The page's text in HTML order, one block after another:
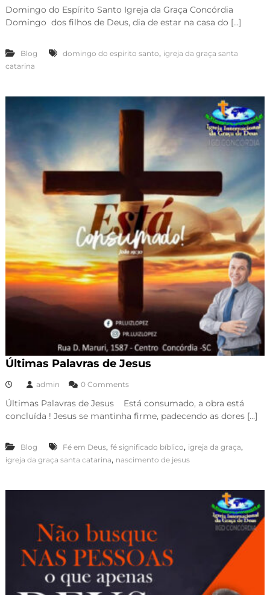
Domingo do Espírito Santo Igreja da Graça Concórdia
Domingo dos filhos de Deus, dia de estar na casa do […]
Blog domingo do espirito santo, igreja da graça santa
catarina
Últimas Palavras de Jesus
admin 0 Comments
Últimas Palavras de Jesus ️ Está consumado, a obra está
concluída ! Jesus se mantinha firme, padecendo as dores […]
Blog Fé em Deus, fé significado bíblico, igreja da graça,
igreja da graça santa catarina, nascimento de jesus